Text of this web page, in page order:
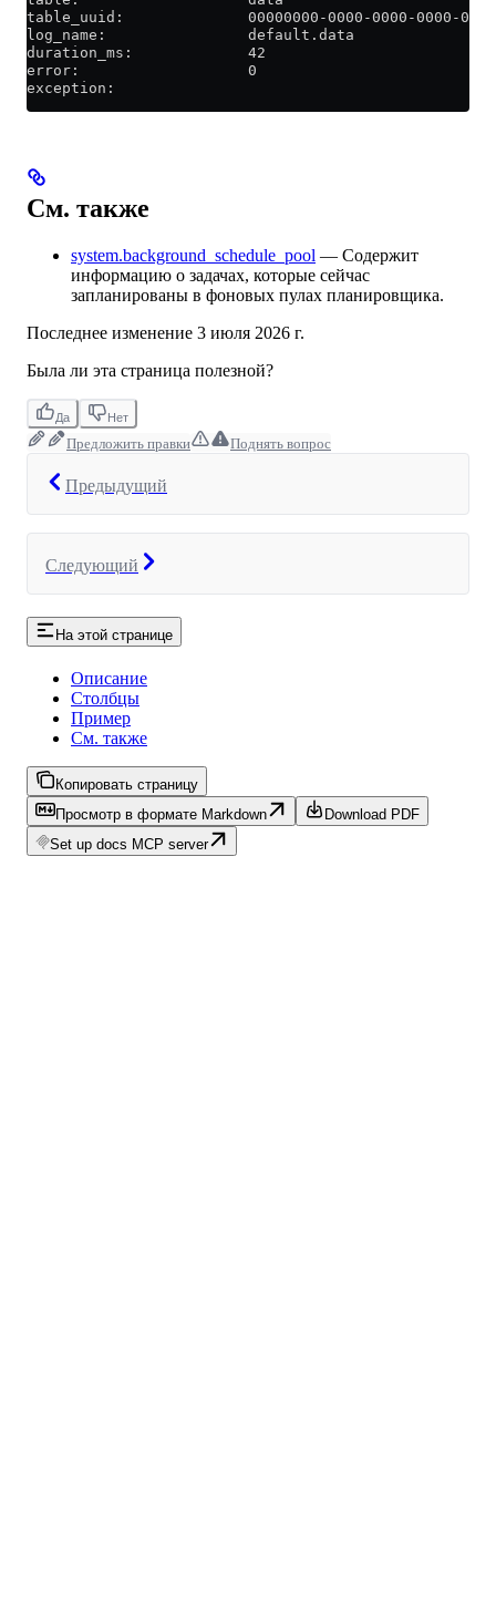
table_uuid:              00000000-0000-0000-0000-
log_name:                default.data
duration_ms:             42
error:                   0
exception:
См. также
system.background_schedule_pool — Содержит
информацию о задачах, которые сейчас
запланированы в фоновых пулах планировщика.
Последнее изменение 3 июля 2026 г.
Была ли эта страница полезной?
Да Нет
Предложить правки Поднять вопрос
Предыдущий
Следующий
На этой странице
Описание
Столбцы
Пример
См. также
Копировать страницу
Просмотр в формате Markdown
Download PDF
Set up docs MCP server